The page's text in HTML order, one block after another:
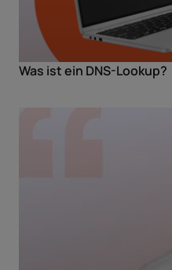
Was ist ein DNS-Lookup?